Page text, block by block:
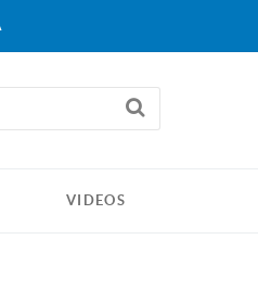
VIDEOS